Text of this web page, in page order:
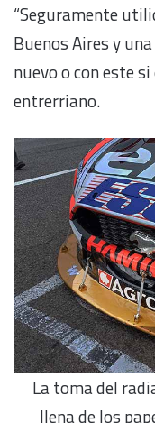
“Seguramente
Buenos Aires y
nuevo o con este
entrerriano.
La toma del
llena de los